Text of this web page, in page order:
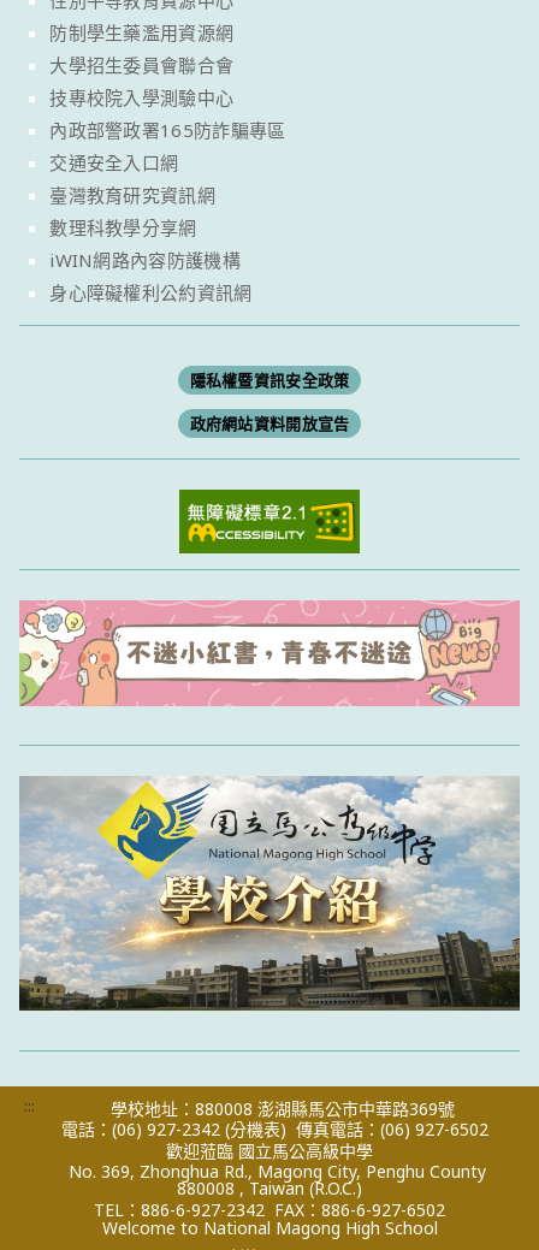
防制學生藥濫用資源網
大學招生委員會聯合會
技專校院入學測驗中心
內政部警政署165防詐騙專區
交通安全入口網
臺灣教育研究資訊網
數理科教學分享網
iWIN網路內容防護機構
身心障礙權利公約資訊網
隱私權暨資訊安全政策
政府網站資料開放宣告
:::
學校地址：880008 澎湖縣馬公市中華路369號
電話：(06) 927-2342 (分機表) 傳真電話：(06) 927-6502
歡迎蒞臨 國立馬公高級中學
No. 369, Zhonghua Rd., Magong City, Penghu County
880008 , Taiwan (R.O.C.)
TEL：886-6-927-2342 FAX：886-6-927-6502
Welcome to National Magong High School